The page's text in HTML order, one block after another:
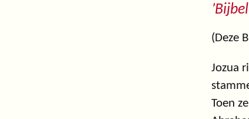
(Deze
Jozua
Toen